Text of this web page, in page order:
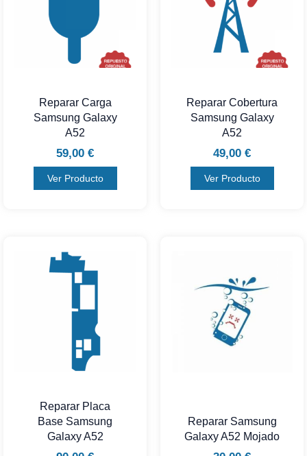
Reparar Carga
Samsung Galaxy
A52
59,00 €
Ver Producto
Reparar Cobertura
Samsung Galaxy
A52
49,00 €
Ver Producto
Reparar Placa
Base Samsung
Galaxy A52
Reparar Samsung
Galaxy A52 Mojado